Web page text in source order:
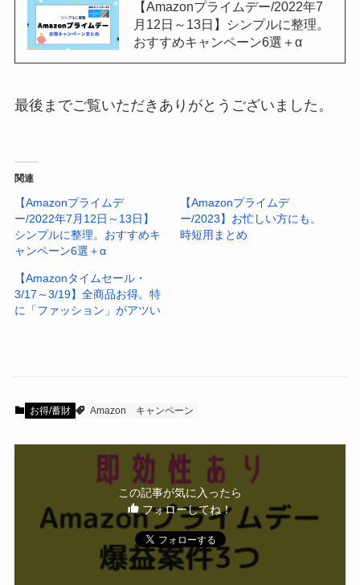
【Amazonプライムデー/2022年7
月12日～13日】シンプルに整理。
おすすめキャンペーン6選＋α
最後までご覧いただきありがとうございました。
関連
【Amazonプライムデ
ー/2022年7月12日～13日】
シンプルに整理。おすすめキ
ャンペーン6選＋α
【Amazonプライムデ
ー/2023】お忙しい方にも。
時短用まとめ
【Amazonタイムセール・
3/17～3/19】全商品お得。特
に「ファッション」がアツい
お得/蓄財 Amazon キャンペーン
この記事が気に入ったら
フォローしてね！